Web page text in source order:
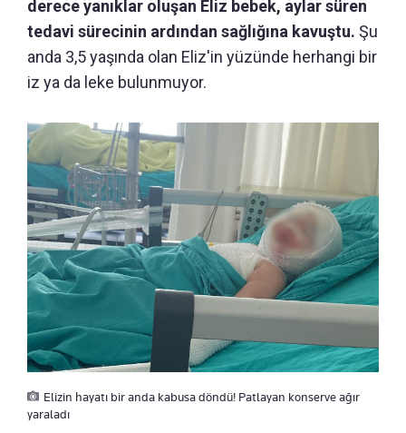
derece yanıklar oluşan Eliz bebek, aylar süren
tedavi sürecinin ardından sağlığına kavuştu. Şu
anda 3,5 yaşında olan Eliz'in yüzünde herhangi bir
iz ya da leke bulunmuyor.
Elizin hayatı bir anda kabusa döndü! Patlayan konserve ağır
yaraladı